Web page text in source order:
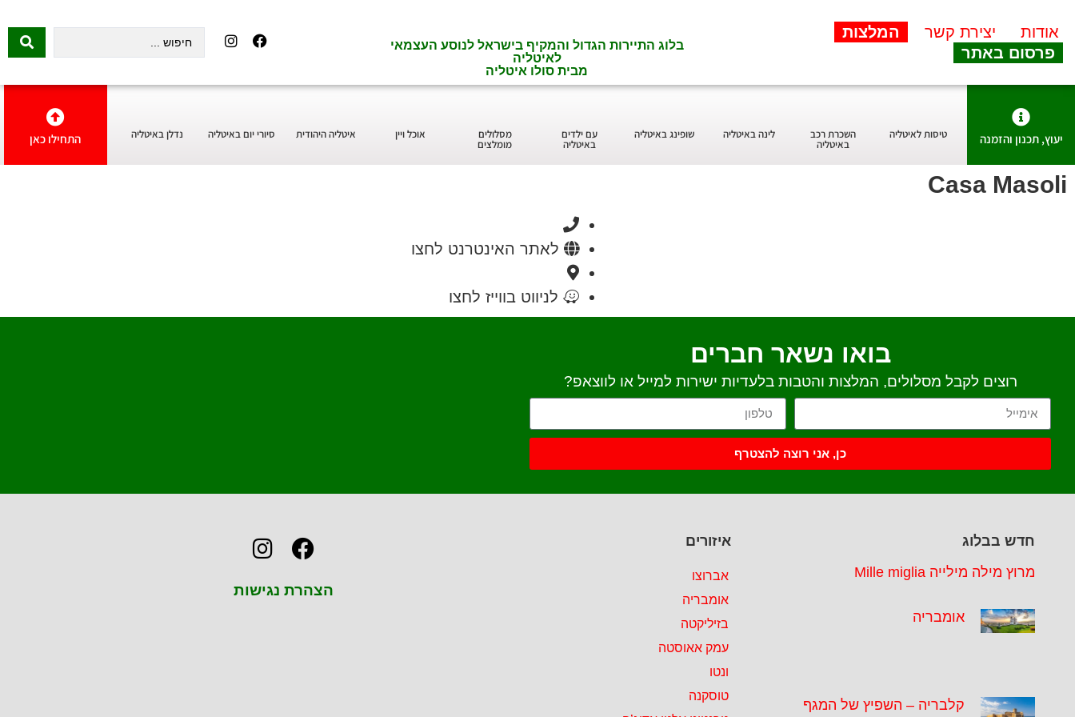
אודות יצירת קשר
המלצות
פרסום באתר
בלוג התיירות הגדול והמקיף בישראל לנוסע העצמאי
לאיטליה
מבית סולו איטליה
יעוץ, תכנון והזמנה טיסות לאיטליה השכרת רכב
באיטליה
לינה באיטליה שופינג באיטליה עם ילדים
באיטליה
מסלולים
מומלצים
אוכל ויין איטליה היהודית סיורי יום באיטליה נדלן באיטליה התחילו כאן
Casa Masoli
לאתר האינטרנט לחצו
לניווט בווייז לחצו
בואו נשאר חברים
רוצים לקבל מסלולים, המלצות והטבות בלעדיות ישירות למייל או לווצאפ?
כן, אני רוצה להצטרף
חדש בבלוג
מרוץ מילה מילייה Mille miglia
אומבריה
קלבריה – השפיץ של המגף
איזורים
אברוצו
אומבריה
בזיליקטה
עמק אאוסטה
ונטו
טוסקנה
הצהרת נגישות